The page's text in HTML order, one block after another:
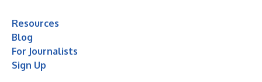
Resources
Blog
For Journalists
Sign Up